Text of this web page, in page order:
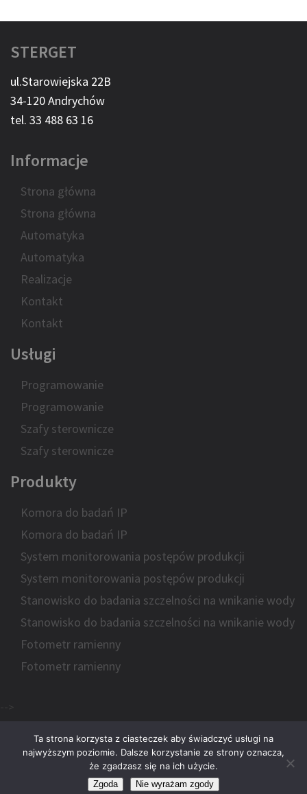
STERGET
ul.Starowiejska 22B
34-120 Andrychów
tel. 33 488 63 16
Informacje
Strona główna
Strona główna
Automatyka
Automatyka
Realizacje
Kontakt
Kontakt
Usługi
Programowanie
Programowanie
Szafy sterownicze
Szafy sterownicze
Produkty
Komora do badań IP
Komora do badań IP
System monitorowania postępów produkcji
System monitorowania postępów produkcji
Stanowisko do badania szczelności na wnikanie wody
Stanowisko do badania szczelności na wnikanie wody
Fotometr ramienny
Fotometr ramienny
Ta strona korzysta z ciasteczek aby świadczyć usługi na
najwyższym poziomie. Dalsze korzystanie ze strony oznacza,
że zgadzasz się na ich użycie.
Zgoda Nie wyrażam zgody